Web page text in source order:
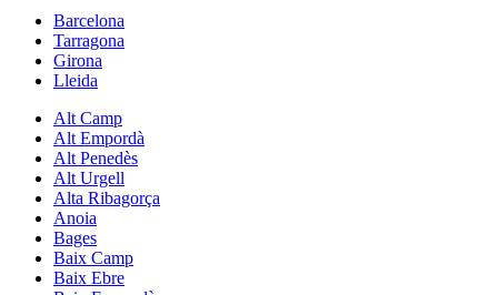
Barcelona
Tarragona
Girona
Lleida
Alt Camp
Alt Empordà
Alt Penedès
Alt Urgell
Alta Ribagorça
Anoia
Bages
Baix Camp
Baix Ebre